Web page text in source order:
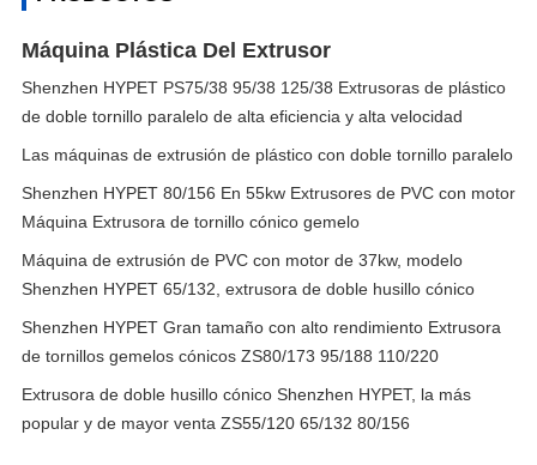
Máquina Plástica Del Extrusor
Shenzhen HYPET PS75/38 95/38 125/38 Extrusoras de plástico
de doble tornillo paralelo de alta eficiencia y alta velocidad
Las máquinas de extrusión de plástico con doble tornillo paralelo
Shenzhen HYPET 80/156 En 55kw Extrusores de PVC con motor
Máquina Extrusora de tornillo cónico gemelo
Máquina de extrusión de PVC con motor de 37kw, modelo
Shenzhen HYPET 65/132, extrusora de doble husillo cónico
Shenzhen HYPET Gran tamaño con alto rendimiento Extrusora
de tornillos gemelos cónicos ZS80/173 95/188 110/220
Extrusora de doble husillo cónico Shenzhen HYPET, la más
popular y de mayor venta ZS55/120 65/132 80/156